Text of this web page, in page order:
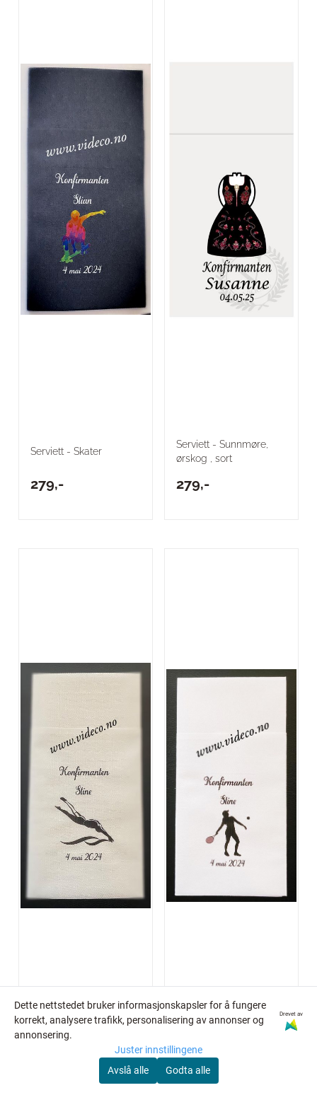
Serviett - Skater
279,-
Serviett - Sunnmøre,
ørskog , sort
279,-
Serviett - Tennis / jente
279,-
Dette nettstedet bruker informasjonskapsler for å fungere
korrekt, analysere trafikk, personalisering av annonser og
annonsering.
Drevet av
Juster innstillingene
Avslå alle
Godta alle